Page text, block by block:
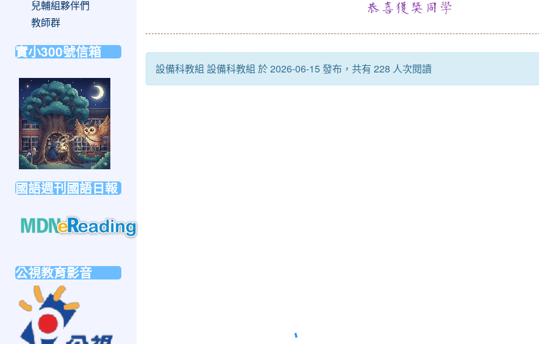
恭喜獲獎同學
設備科教組 設備科教組 於 2026-06-15 發布，共有 228 人次閱讀
兒輔組夥伴們
教師群
實小300號信箱
https://forms.gle/sb6qss7apF2uRjVc7
國語週刊國語日報
https://mdnereading.mdnkids.com
公視教育影音